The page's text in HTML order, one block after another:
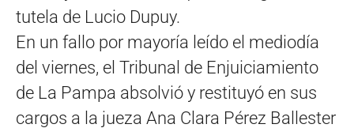
tutela de Lucio Dupuy.
En un fallo por mayoría leído el mediodía
del viernes, el Tribunal de Enjuiciamiento
de La Pampa absolvió y restituyó en sus
cargos a la jueza Ana Clara Pérez Ballester